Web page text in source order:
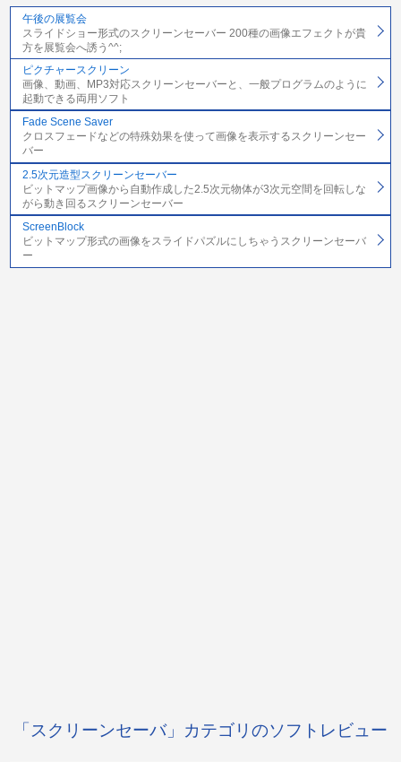
午後の展覧会
スライドショー形式のスクリーンセーバー 200種の画像エフェクトが貴
方を展覧会へ誘う^^;
ピクチャースクリーン
画像、動画、MP3対応スクリーンセーバーと、一般プログラムのように
起動できる両用ソフト
Fade Scene Saver
クロスフェードなどの特殊効果を使って画像を表示するスクリーンセー
バー
2.5次元造型スクリーンセーバー
ビットマップ画像から自動作成した2.5次元物体が3次元空間を回転しな
がら動き回るスクリーンセーバー
ScreenBlock
ビットマップ形式の画像をスライドパズルにしちゃうスクリーンセーバ
ー
「スクリーンセーバ」カテゴリのソフトレビュー